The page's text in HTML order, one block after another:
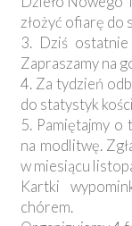
złożyć ofiarę do
3. Dziś
Zapraszamy na
4. Za tydzień
do statystyk
5. Pamiętajmy o
na modlitwę.
w miesiącu
Kartki
chórem.